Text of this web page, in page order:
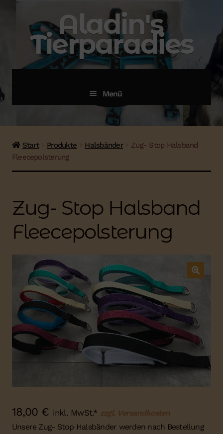
Navigation
springen
springen
Aladin's
Tierparadies
Menü
Start Produkte Halsbänder
Zug- Stop Halsband
Fleecepolsterung
Zug- Stop Halsband
Fleecepolsterung
18,00 € inkl. MwSt.* zzgl. Versandkosten
Unsere Zug- Stop Halsbänder werden nach Bestellung